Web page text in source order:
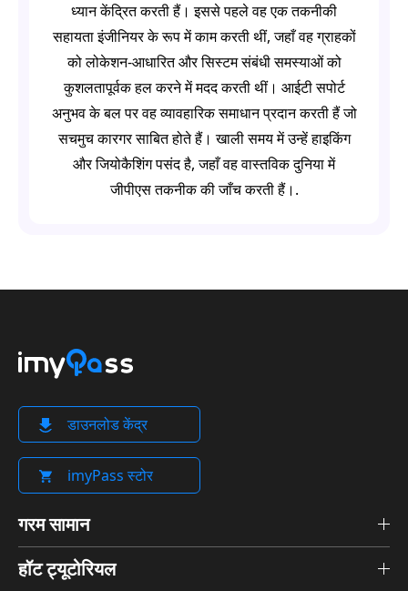
ध्यान केंद्रित करती हैं। इससे पहले वह एक तकनीकी
सहायता इंजीनियर के रूप में काम करती थीं, जहाँ वह ग्राहकों
को लोकेशन-आधारित और सिस्टम संबंधी समस्याओं को
कुशलतापूर्वक हल करने में मदद करती थीं। आईटी सपोर्ट
अनुभव के बल पर वह व्यावहारिक समाधान प्रदान करती हैं जो
सचमुच कारगर साबित होते हैं। खाली समय में उन्हें हाइकिंग
और जियोकैशिंग पसंद है, जहाँ वह वास्तविक दुनिया में
जीपीएस तकनीक की जाँच करती हैं।.
डाउनलोड केंद्र
imyPass स्टोर
गरम सामान
हॉट ट्यूटोरियल